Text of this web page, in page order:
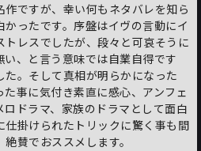
ですが、幸い何もネタバレを知ら
ったです。序盤はイヴの言動にイ
レスでしたが、段々と可哀そうに
、と言う意味では自業自得です
。そして真相が明らかになった
事に気付き素直に感心、アンフェ
ドラマ、家族のドラマとして面白
仕掛けられたトリックに驚く事も間
賛でおススメします。